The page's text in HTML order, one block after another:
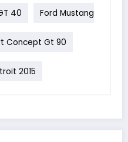
40 Ford Mustang
Concept Gt 90
2015